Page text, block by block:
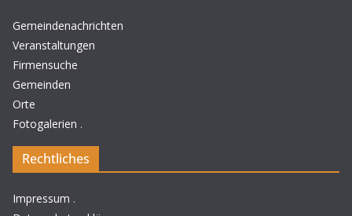
Gemeindenachrichten
Veranstaltungen
Firmensuche
Gemeinden
Orte
Fotogalerien .
Rechtliches
Impressum .